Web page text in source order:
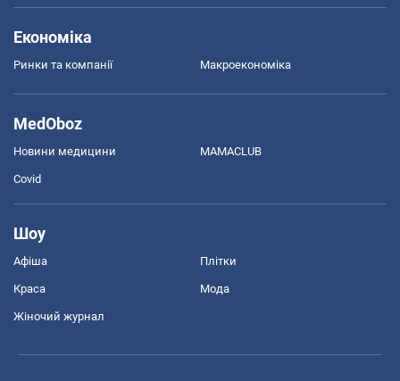
Економіка
Ринки та компанії Макроекономіка
MedOboz
Новини медицини MAMACLUB
Covid
Шоу
Афіша Плітки
Краса Мода
Жіночий журнал